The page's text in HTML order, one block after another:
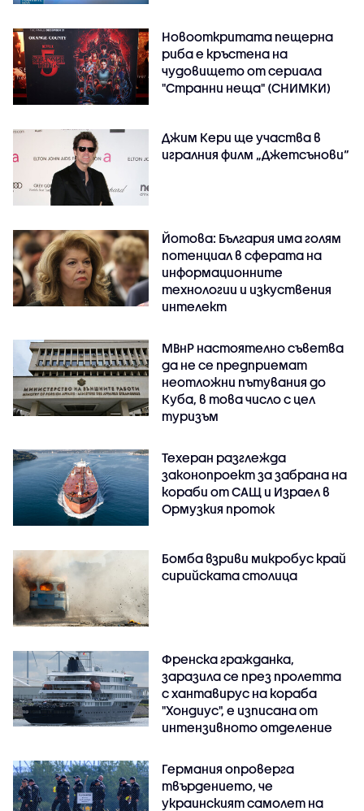
Новооткритата пещерна
риба е кръстена на
чудовището от сериала
"Странни неща" (СНИМКИ)
Джим Кери ще участва в
игралния филм „Джетсънови“
Йотова: България има голям
потенциал в сферата на
информационните
технологии и изкуствения
интелект
МВнР настоятелно съветва
да не се предприемат
неотложни пътувания до
Куба, в това число с цел
туризъм
Техеран разглежда
законопроект за забрана на
кораби от САЩ и Израел в
Ормузкия проток
Бомба взриви микробус край
сирийската столица
Френска гражданка,
заразила се през пролетта
с хантавирус на кораба
"Хондиус", е изписана от
интензивното отделение
Германия опроверга
твърдението, че
украинският самолет на